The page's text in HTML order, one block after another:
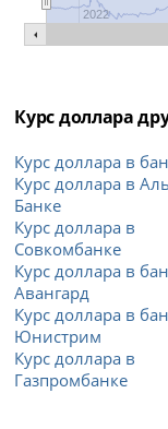
2022
Курс доллара
Курс доллара в
Курс доллара в
Банке
Курс доллара в
Совкомбанке
Курс доллара в
Авангард
Курс доллара в
Юнистрим
Курс доллара в
Газпромбанке